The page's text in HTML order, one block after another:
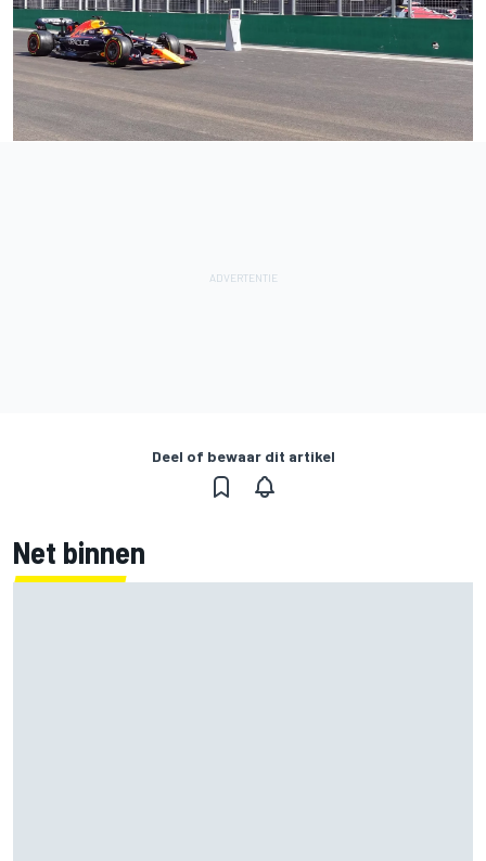
Deel of bewaar dit artikel
Net binnen